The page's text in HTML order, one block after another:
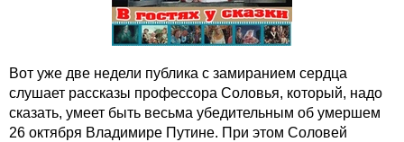
Вот уже две недели публика с замиранием сердца
слушает рассказы профессора Соловья, который, надо
сказать, умеет быть весьма убедительным об умершем
26 октября Владимире Путине. При этом Соловей